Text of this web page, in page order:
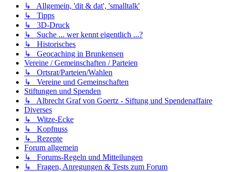
↳ Allgemein, 'dit & dat', 'smalltalk'
↳ Tipps
↳ 3D-Druck
↳ Suche ... wer kennt eigentlich ...?
↳ Historisches
↳ Geocaching in Brunkensen
Vereine / Gemeinschaften / Parteien
↳ Ortsrat/Parteien/Wahlen
↳ Vereine und Gemeinschaften
Stiftungen und Spenden
↳ Albrecht Graf von Goertz - Siftung und Spendenaffaire
Diverses
↳ Witze-Ecke
↳ Kopfnuss
↳ Rezepte
Forum allgemein
↳ Forums-Regeln und Mitteilungen
↳ Fragen, Anregungen & Tests zum Forum